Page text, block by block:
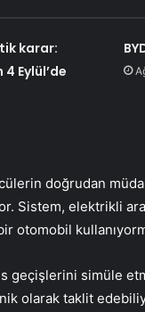
karar:
Eylül’de
doğrudan
Sistem, elektrikli
otomobil
geçişlerini simüle
olarak taklit